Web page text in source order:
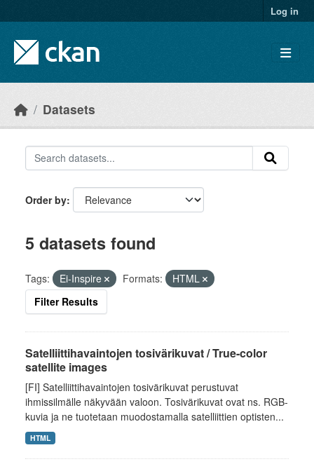
Log in
Datasets
Order by
5 datasets found
Tags: Ei-Inspire Formats:
HTML
Filter Results
Satelliittihavaintojen tosivärikuvat / True-color
satellite images
[FI] Satelliittihavaintojen tosivärikuvat perustuvat
ihmissilmälle näkyvään valoon. Tosivärikuvat ovat ns. RGB-
kuvia ja ne tuotetaan muodostamalla satelliittien optisten...
HTML